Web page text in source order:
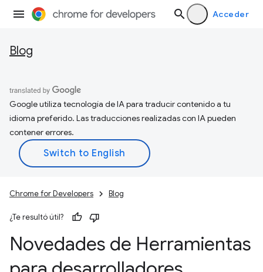
Acceder
Blog
Google utiliza tecnología de IA para traducir contenido a tu
idioma preferido. Las traducciones realizadas con IA pueden
contener errores.
Chrome for Developers Blog
¿Te resultó útil?
Novedades de Herramientas